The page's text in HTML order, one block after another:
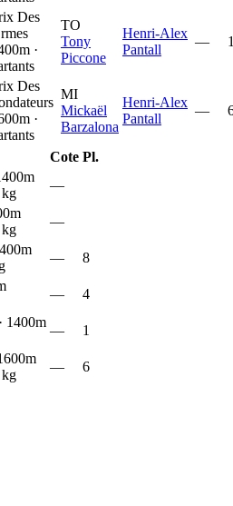
Des
·
TO
Tony
Piccone
Henri-Alex
Pantall
—
Des
·
MI
Mickaël
Barzalona
Henri-Alex
Pantall
—
Cote Pl.
—
—
—
8
—
4
· 1400m
—
1
— 6